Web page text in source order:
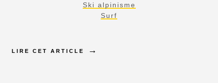
Ski alpinisme
Surf
LIRE CET ARTICLE